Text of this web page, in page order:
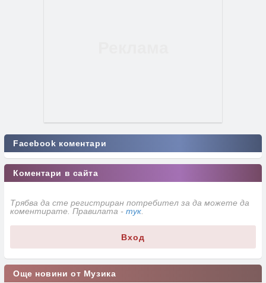
Facebook коментари
Коментари в сайта
Трябва да сте регистриран потребител за да можете да
коментирате. Правилата - тук
Вход
Още новини от Музика